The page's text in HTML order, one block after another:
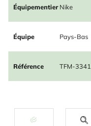
Équipementier Nike
Équipe Pays-Bas
Référence TFM-3341